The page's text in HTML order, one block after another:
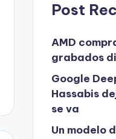
Post
AMD
grabados
Google
Hassabis
se va
Un modelo